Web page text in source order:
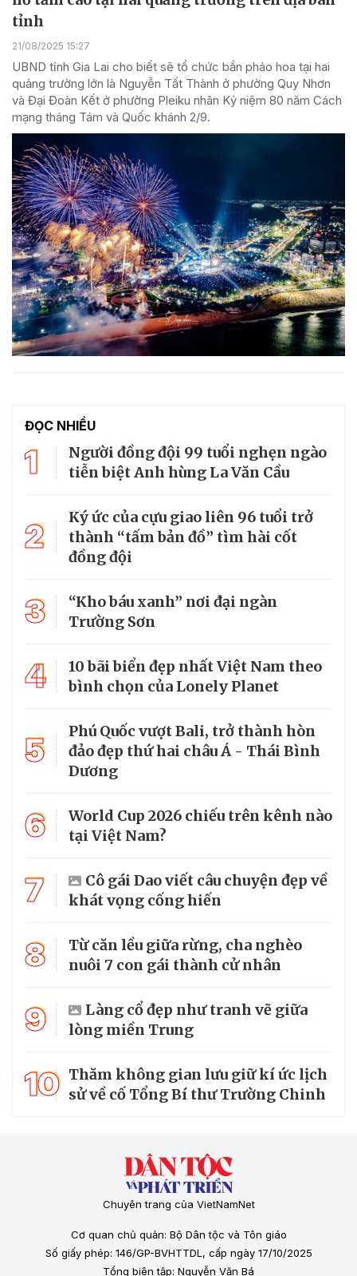
tỉnh
21/08/2025 15:27
UBND tỉnh Gia Lai cho biết sẽ tổ chức bắn pháo hoa tại hai
quảng trường lớn là Nguyễn Tất Thành ở phường Quy Nhơn
và Đại Đoàn Kết ở phường Pleiku nhân Kỷ niệm 80 năm Cách
mạng tháng Tám và Quốc khánh 2/9.
ĐỌC NHIỀU
1
Người đồng đội 99 tuổi nghẹn ngào
tiễn biệt Anh hùng La Văn Cầu
2
Ký ức của cựu giao liên 96 tuổi trở
thành “tấm bản đồ” tìm hài cốt
đồng đội
3
“Kho báu xanh” nơi đại ngàn
Trường Sơn
4
10 bãi biển đẹp nhất Việt Nam theo
bình chọn của Lonely Planet
5
Phú Quốc vượt Bali, trở thành hòn
đảo đẹp thứ hai châu Á - Thái Bình
Dương
6
World Cup 2026 chiếu trên kênh nào
tại Việt Nam?
7
Cô gái Dao viết câu chuyện đẹp về
khát vọng cống hiến
8
Từ căn lều giữa rừng, cha nghèo
nuôi 7 con gái thành cử nhân
9
Làng cổ đẹp như tranh vẽ giữa
lòng miền Trung
10 Thăm không gian lưu giữ kí ức lịch
sử về cố Tổng Bí thư Trường Chinh
Chuyên trang của VietNamNet
Cơ quan chủ quản: Bộ Dân tộc và Tôn giáo
Số giấy phép: 146/GP-BVHTTDL, cấp ngày 17/10/2025
Tổng biên tập: Nguyễn Văn Bá